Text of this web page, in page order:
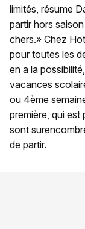
limités, résume
partir hors
chers.» Chez
pour toutes les
en a la
vacances
ou 4ème
première, qui est
sont
de partir.